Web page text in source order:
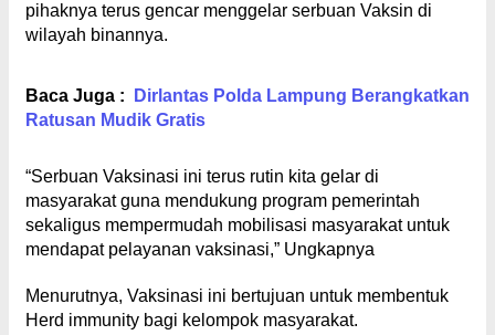
pihaknya terus gencar menggelar serbuan Vaksin di
wilayah binannya.
Baca Juga :
Dirlantas Polda Lampung Berangkatkan
Ratusan Mudik Gratis
“Serbuan Vaksinasi ini terus rutin kita gelar di
masyarakat guna mendukung program pemerintah
sekaligus mempermudah mobilisasi masyarakat untuk
mendapat pelayanan vaksinasi,” Ungkapnya
Menurutnya, Vaksinasi ini bertujuan untuk membentuk
Herd immunity bagi kelompok masyarakat.